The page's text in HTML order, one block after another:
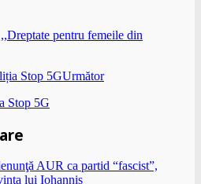
pentru femeile din
Următor
Stop 5G